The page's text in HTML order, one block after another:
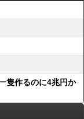
隻作るのに4兆円か